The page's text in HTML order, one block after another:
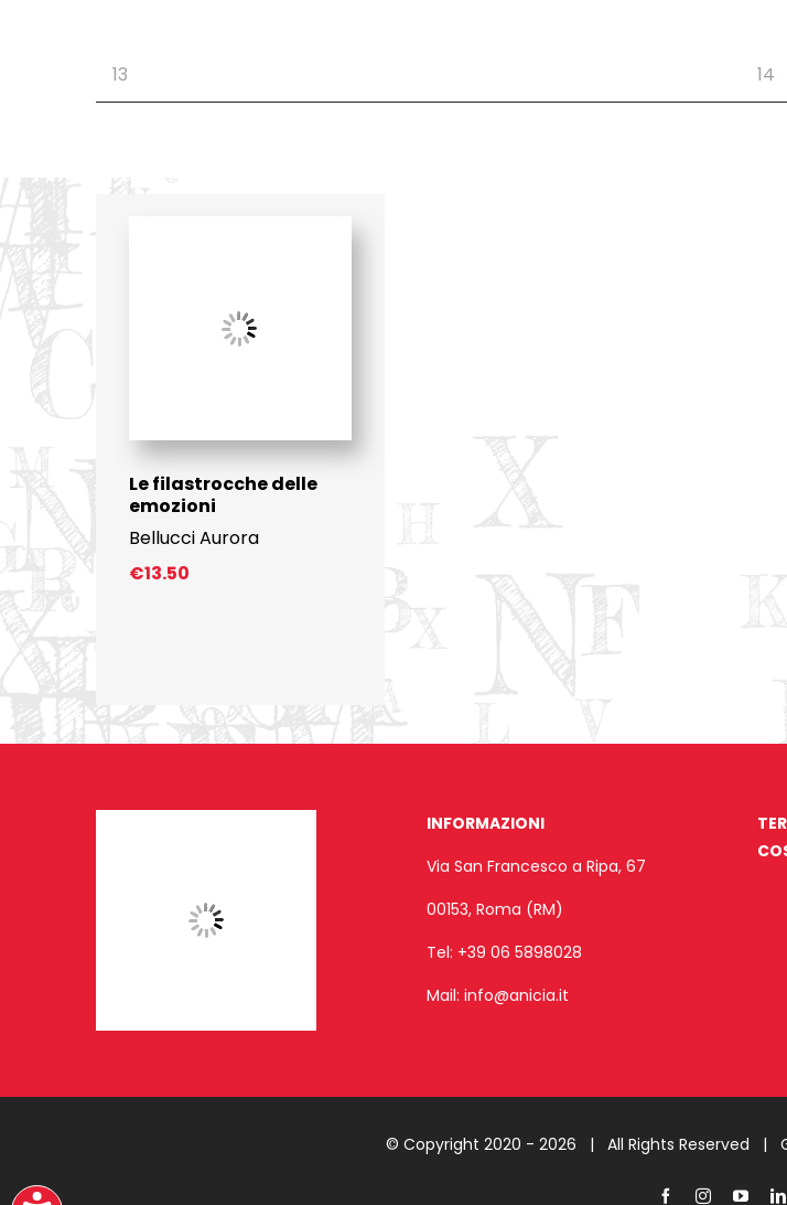
Le filastrocche delle
emozioni
Bellucci Aurora
€13.50
INFORMAZIONI
Via San Francesco a Ripa, 67
00153, Roma (RM)
Tel: +39 06 5898028
Mail: info@anicia.it
© Copyright 2020 - 2026 | All Rights Reserved |
FacebookInstagram